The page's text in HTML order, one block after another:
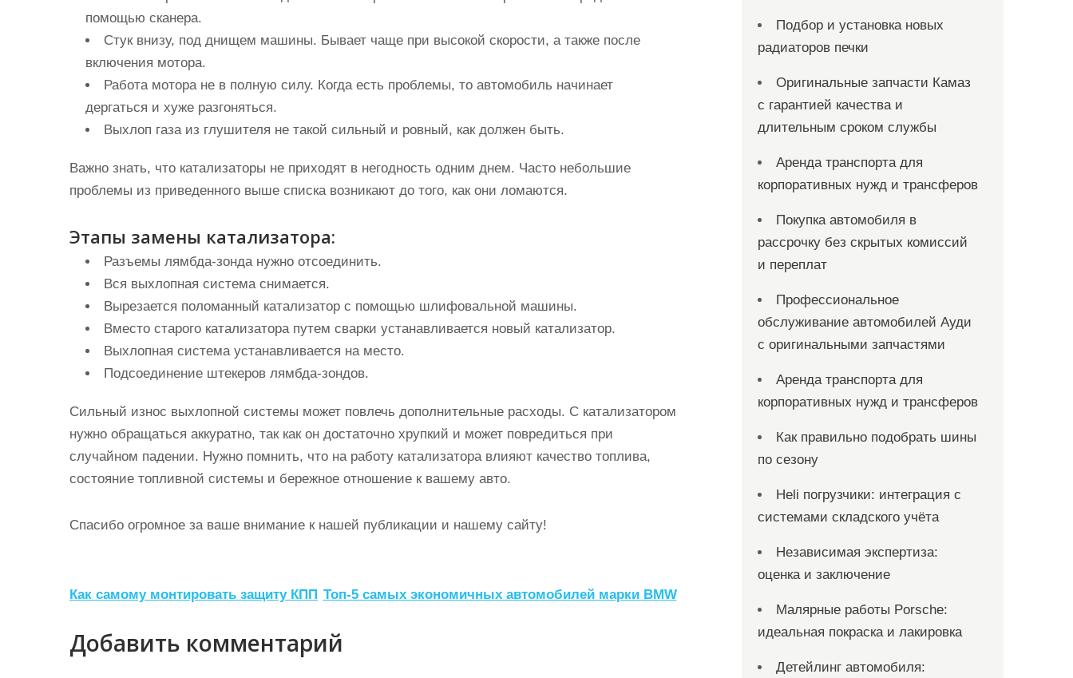
помощью сканера.
Стук внизу, под днищем машины. Бывает чаще при высокой скорости, а также после
включения мотора.
Работа мотора не в полную силу. Когда есть проблемы, то автомобиль начинает
дергаться и хуже разгоняться.
Выхлоп газа из глушителя не такой сильный и ровный, как должен быть.
Важно знать, что катализаторы не приходят в негодность одним днем. Часто небольшие
проблемы из приведенного выше списка возникают до того, как они ломаются.
Этапы замены катализатора:
Разъемы лямбда-зонда нужно отсоединить.
Вся выхлопная система снимается.
Вырезается поломанный катализатор с помощью шлифовальной машины.
Вместо старого катализатора путем сварки устанавливается новый катализатор.
Выхлопная система устанавливается на место.
Подсоединение штекеров лямбда-зондов.
Сильный износ выхлопной системы может повлечь дополнительные расходы. С катализатором
нужно обращаться аккуратно, так как он достаточно хрупкий и может повредиться при
случайном падении. Нужно помнить, что на работу катализатора влияют качество топлива,
состояние топливной системы и бережное отношение к вашему авто.
Спасибо огромное за ваше внимание к нашей публикации и нашему сайту!
Н
в
Как самому монтировать защиту КПП Топ-5 самых экономичных автомобилей марки BMW
Добавить комментарий
Подбор и установка новых
радиаторов печки
Оригинальные запчасти Камаз
с гарантией качества и
длительным сроком службы
Аренда транспорта для
корпоративных нужд и трансферов
Покупка автомобиля в
рассрочку без скрытых комиссий
и переплат
Профессиональное
обслуживание автомобилей Ауди
с оригинальными запчастями
Аренда транспорта для
корпоративных нужд и трансферов
Как правильно подобрать шины
по сезону
Heli погрузчики: интеграция с
системами складского учёта
Независимая экспертиза:
оценка и заключение
Малярные работы Porsche:
идеальная покраска и лакировка
Детейлинг автомобиля: